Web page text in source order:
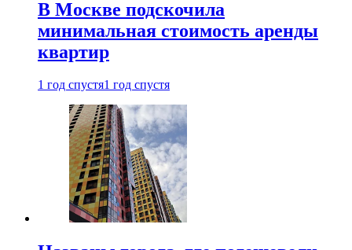
В Москве подскочила
минимальная стоимость аренды
квартир
1 год спустя1 год спустя